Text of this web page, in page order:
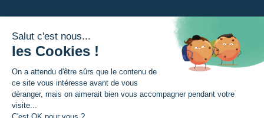
Empleo
Eskola Futura
Forma NAEN
TRANSFERMUGA-RREKIN
Euroeskualdea
Zer da Euroeskualdea?
Berriak
Prentsa gunia